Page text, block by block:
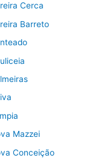
Cerca
Barreto
Mazzei
Conceição